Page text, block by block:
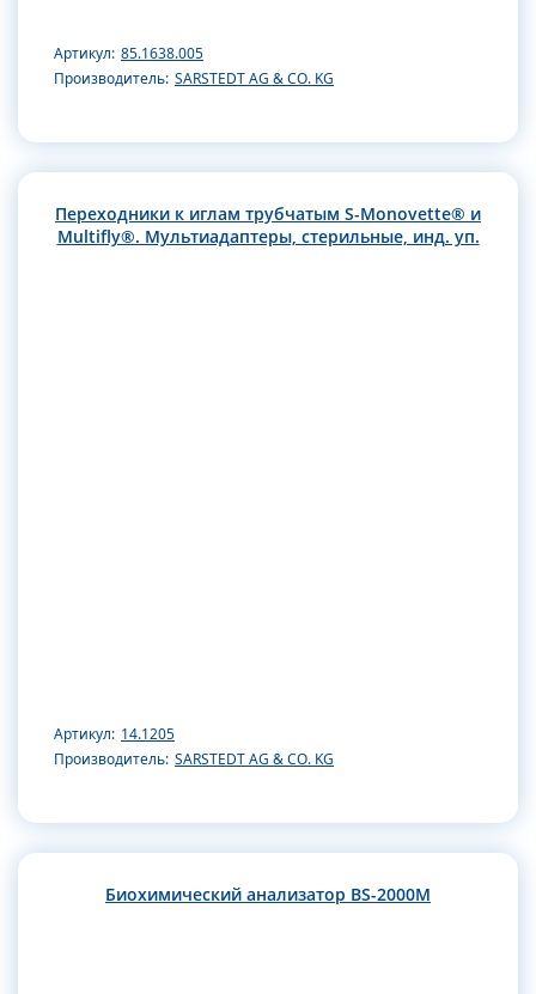
Артикул: 85.1638.005
Производитель: SARSTEDT AG & CO. KG
Переходники к иглам трубчатым S-Monovette® и
Multifly®. Мультиадаптеры, стерильные, инд. уп.
Артикул: 14.1205
Производитель: SARSTEDT AG & CO. KG
Биохимический анализатор BS-2000M